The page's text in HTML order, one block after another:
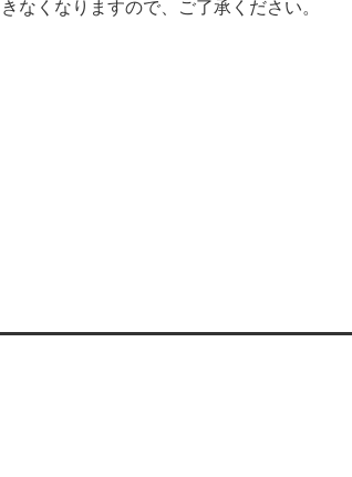
きなくなりますので、ご了承ください。